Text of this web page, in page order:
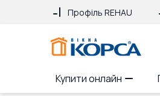
Профіль REHAU
Купити онлайн